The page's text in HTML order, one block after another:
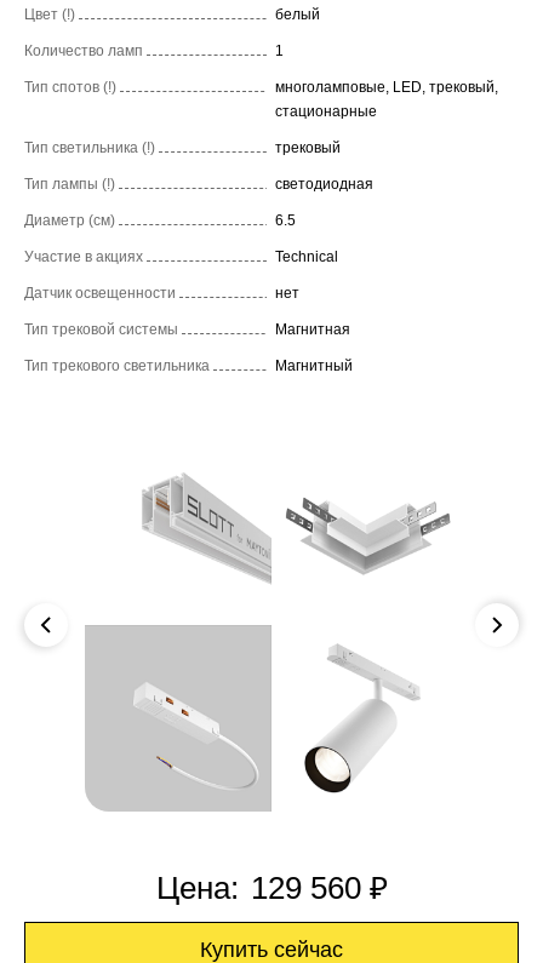
Цвет (!) белый
Количество ламп 1
Тип спотов (!)
многоламповые, LED, трековый,
стационарные
Тип светильника (!) трековый
Тип лампы (!) светодиодная
Диаметр (см) 6.5
Участие в акциях Technical
Датчик освещенности нет
Тип трековой системы Магнитная
Тип трекового светильника Магнитный
Цена: 129 560 ₽
Купить сейчас